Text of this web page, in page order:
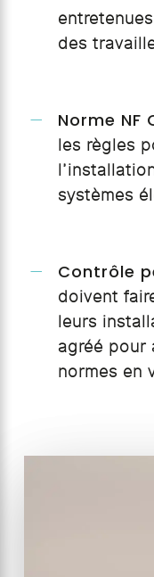
des
Norme NF
les règles
systèmes
Contrôle
doivent
leurs
agréé pour
normes en